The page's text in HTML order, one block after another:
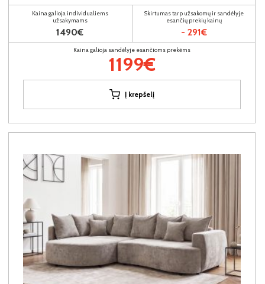
Kaina galioja individualiems
užsakymams
1490€
Skirtumas tarp užsakomų ir sandėlyje
esančių prekių kainų
- 291€
Kaina galioja sandėlyje esančioms prekėms
1199€
Į krepšelį